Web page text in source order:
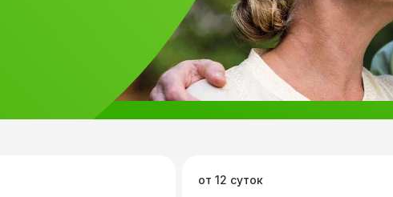
от 12 суток